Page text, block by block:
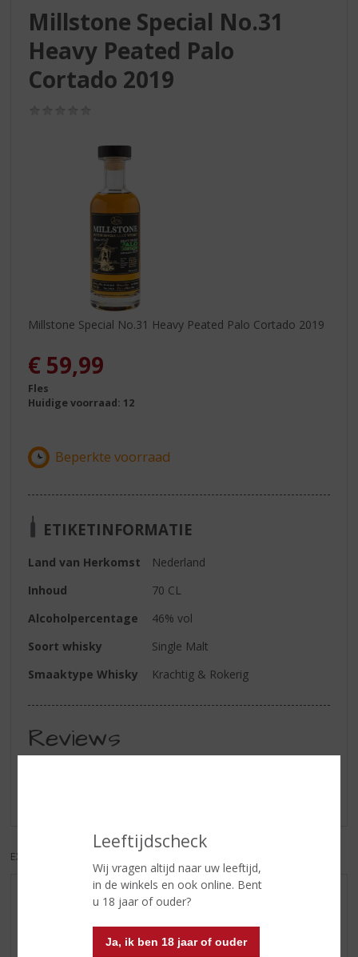
Leeftijdscheck
Wij vragen altijd naar uw leeftijd,
in de winkels en ook online. Bent
u 18 jaar of ouder?
Ja, ik ben 18 jaar of ouder
Millstone Special No.31
Heavy Peated Palo
Cortado 2019
Millstone Special No.31 Heavy Peated Palo Cortado 2019
€ 59,99
Fles
Huidige voorraad: 12
ETIKETINFORMATIE
Land van Herkomst
Nederland
Inhoud
70 CL
Alcoholpercentage
46% vol
Soort whisky
Single Malt
Smaaktype Whisky
Krachtig & Rokerig
Reviews
EXCL. BTW
AANBIEDINGEN
WIJN VAN DE MAAND
WHISKY VAN DE MAAND